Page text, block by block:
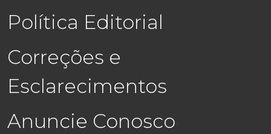
Política Editorial
Correções e
Esclarecimentos
Anuncie Conosco